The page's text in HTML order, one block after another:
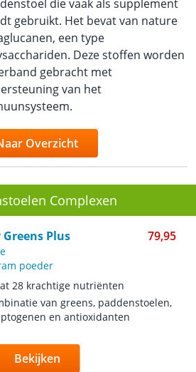
die vaak als supplement
gebruikt. Het bevat van nature
een type
Deze stoffen worden
gebracht met
van het
Overzicht
Complexen
Plus 79,95
poeder
28 krachtige nutriënten
van greens, paddenstoelen,
en antioxidanten
Bekijken